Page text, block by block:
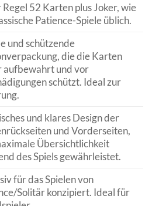
Regel 52 Karten plus Joker, wie
Patience-Spiele üblich.
und schützende
die die Karten
aufbewahrt und vor
schützt. Ideal zur
und klares Design der
und Vorderseiten,
Übersichtlichkeit
des Spiels gewährleistet.
für das Spielen von
Solitär konzipiert. Ideal für